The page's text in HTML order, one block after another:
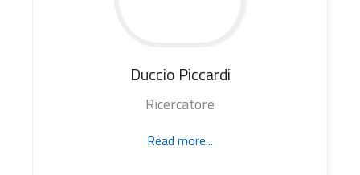
Duccio Piccardi
Ricercatore
Read more...